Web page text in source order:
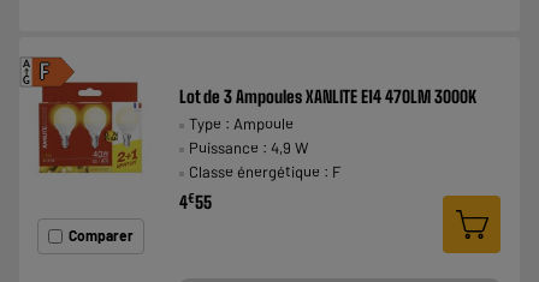
F
A
G
Comparer
Lot de 3 Ampoules XANLITE E14 470LM 3000K
Type : Ampoule
Puissance : 4,9 W
Classe énergétique : F
4€55